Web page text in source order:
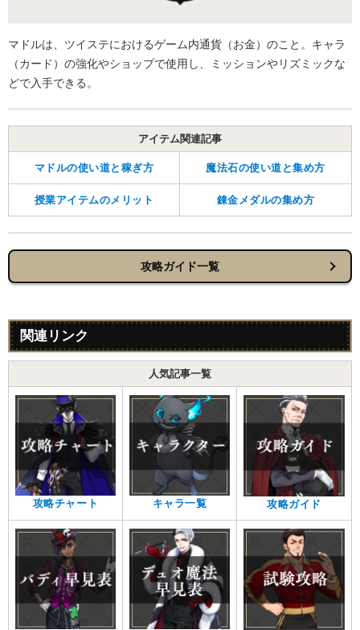
マドルは、ツイステにおけるゲーム内通貨（お金）のこと。キャラ
（カード）の強化やショップで使用し、ミッションやリズミックな
どで入手できる。
アイテム関連記事
マドルの使い道と稼ぎ方 魔法石の使い道と集め方
授業アイテムのメリット 錬金メダルの集め方
攻略ガイド一覧
関連リンク
人気記事一覧
攻略チャート キャラ一覧 攻略ガイド